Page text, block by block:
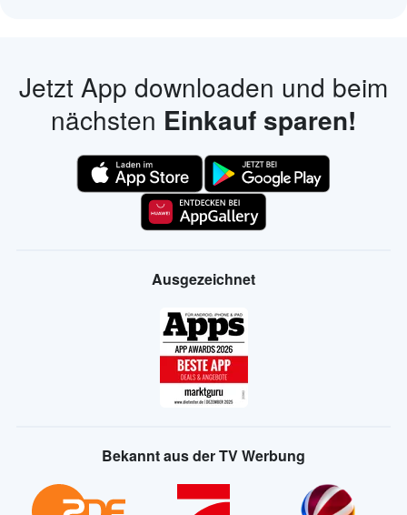
Jetzt App downloaden und beim
nächsten Einkauf sparen!
Ausgezeichnet
Bekannt aus der TV Werbung